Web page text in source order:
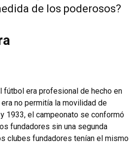
de los poderosos?
fútbol era profesional de hecho en
no permitía la movilidad de
1933, el campeonato se conformó
fundadores sin una segunda
clubes fundadores tenían el mismo